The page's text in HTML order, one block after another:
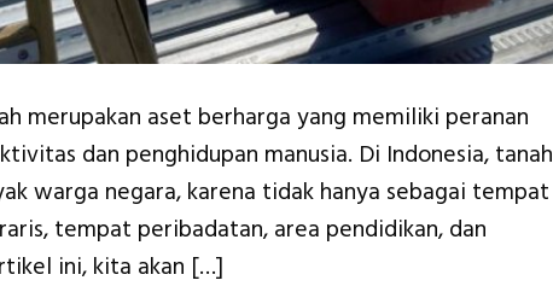
merupakan aset berharga yang memiliki peranan
dan penghidupan manusia. Di Indonesia, tanah
warga negara, karena tidak hanya sebagai tempat
tempat peribadatan, area pendidikan, dan
ini, kita akan […]